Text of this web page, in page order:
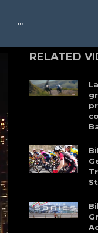
···
RELATED